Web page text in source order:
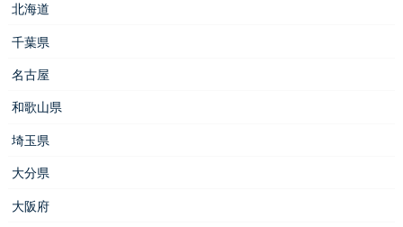
北海道
千葉県
名古屋
和歌山県
埼玉県
大分県
大阪府